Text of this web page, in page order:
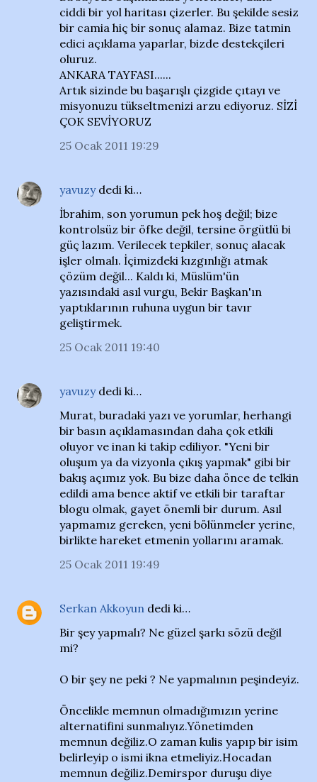
ciddi bir yol haritası çizerler. Bu şekilde sesiz
bir camia hiç bir sonuç alamaz. Bize tatmin
edici açıklama yaparlar, bizde destekçileri
oluruz.
ANKARA TAYFASI......
Artık sizinde bu başarışlı çizgide çıtayı ve
misyonuzu tükseltmenizi arzu ediyoruz. SİZİ
ÇOK SEVİYORUZ
25 Ocak 2011 19:29
yavuzydedi ki…
İbrahim, son yorumun pek hoş değil; bize
kontrolsüz bir öfke değil, tersine örgütlü bi
güç lazım. Verilecek tepkiler, sonuç alacak
işler olmalı. İçimizdeki kızgınlığı atmak
çözüm değil... Kaldı ki, Müslüm'ün
yazısındaki asıl vurgu, Bekir Başkan'ın
yaptıklarının ruhuna uygun bir tavır
geliştirmek.
25 Ocak 2011 19:40
yavuzydedi ki…
Murat, buradaki yazı ve yorumlar, herhangi
bir basın açıklamasından daha çok etkili
oluyor ve inan ki takip ediliyor. "Yeni bir
oluşum ya da vizyonla çıkış yapmak" gibi bir
bakış açımız yok. Bu bize daha önce de telkin
edildi ama bence aktif ve etkili bir taraftar
blogu olmak, gayet önemli bir durum. Asıl
yapmamız gereken, yeni bölünmeler yerine,
birlikte hareket etmenin yollarını aramak.
25 Ocak 2011 19:49
Serkan Akkoyun dedi ki…
Bir şey yapmalı? Ne güzel şarkı sözü değil
mi?
O bir şey ne peki ? Ne yapmalının peşindeyiz.
Öncelikle memnun olmadığımızın yerine
alternatifini sunmalıyız.Yönetimden
memnun değiliz.O zaman kulis yapıp bir isim
belirleyip o ismi ikna etmeliyiz.Hocadan
memnun değiliz.Demirspor duruşu diye